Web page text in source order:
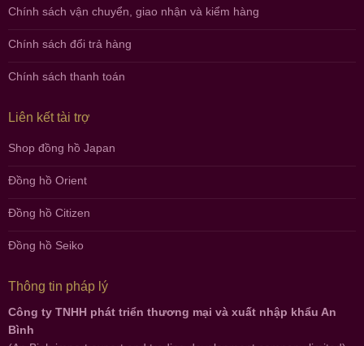
Chính sách vận chuyển, giao nhận và kiểm hàng
Chính sách đổi trả hàng
Chính sách thanh toán
Liên kết tài trợ
Shop đồng hồ Japan
Đồng hồ Orient
Đồng hồ Citizen
Đồng hồ Seiko
Thông tin pháp lý
Công ty TNHH phát triển thương mại và xuất nhập khẩu An
Bình